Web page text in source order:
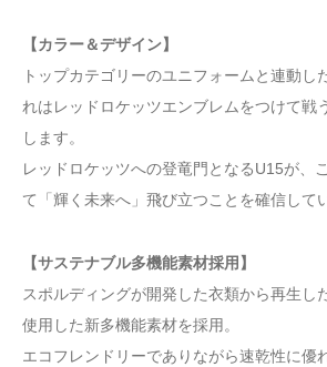
【カラー＆デザイン】
トップカテゴリーのユニフォームと連動し
れはレッドロケッツエンブレムをつけて戦
します。
レッドロケッツへの登竜門となるU15が、
て「輝く未来へ」飛び立つことを確信して
【サステナブル多機能素材採用】
スポルディングが開発した衣類から再生し
使用した新多機能素材を採用。
エコフレンドリーでありながら速乾性に優